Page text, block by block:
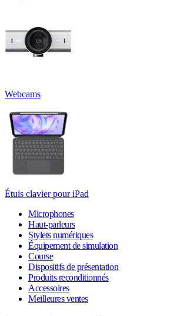
Webcams
Étuis clavier pour iPad
Microphones
Haut-parleurs
Stylets numériques
Équipement de simulation
Course
Dispositifs de présentation
Produits reconditionnés
Accessoires
Meilleures ventes